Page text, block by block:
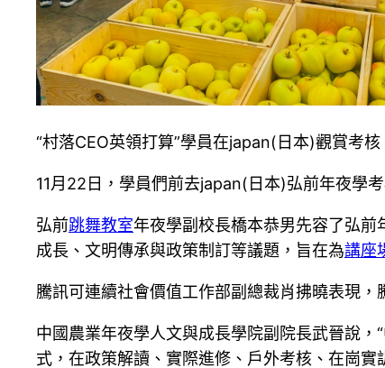
“村落CEO英領打算”學員在japan(日本)觀賞考核
11月22日，學員們前去japan(日本)弘前年夜學
弘前跳舞教室年夜學副校長橋本恭男先容了弘前
成長、文明傳承與政策制訂等議題，旨在為講座
騰訊可連續社會價值工作部副總裁肖拂曉表現
中國農業年夜學人文與成長學院副院長武晉說
式，在政策解讀、實際進修、戶外考核、在崗